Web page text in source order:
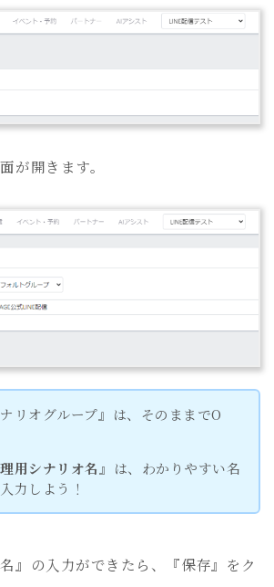
が開きます。
ナリオグループ』は、そのままでO
理用シナリオ名』 は、わかりやすい名
力しよう！
』の入力ができたら、『保存』をク